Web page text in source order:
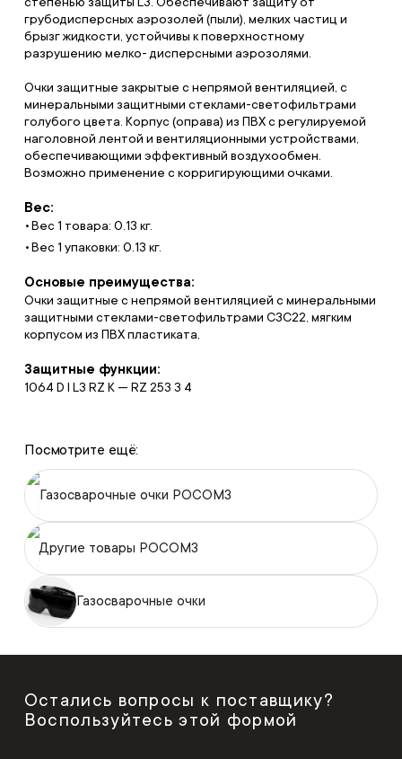
грубодисперсных аэрозолей (пыли), мелких частиц и
брызг жидкости, устойчивы к поверхностному
разрушению мелко- дисперсными аэрозолями.
Очки защитные закрытые с непрямой вентиляцией, с
минеральными защитными стеклами-светофильтрами
голубого цвета. Корпус (оправа) из ПВХ с регулируемой
наголовной лентой и вентиляционными устройствами,
обеспечивающими эффективный воздухообмен.
Возможно применение с корригирующими очками.
Вес:
Вес 1 товара: 0.13 кг.
Вес 1 упаковки: 0.13 кг.
Основые преимущества:
Очки защитные с непрямой вентиляцией с минеральными
защитными стеклами-светофильтрами СЗС22, мягким
корпусом из ПВХ пластиката,
Защитные функции:
1064 D I L3 RZ K — RZ 253 3 4
Посмотрите ещё:
Газосварочные очки РОСОМЗ
Другие товары РОСОМЗ
Газосварочные очки
Остались вопросы к поставщику?
Воспользуйтесь этой формой